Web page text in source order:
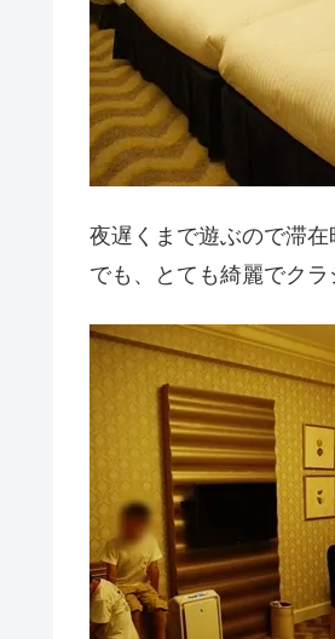
夜遅くまで遊ぶので滞
でも、とても綺麗でクラ